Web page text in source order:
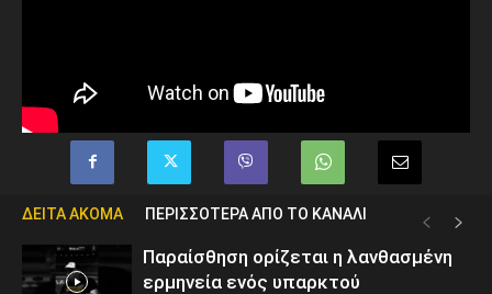
ΔΕΙΤΑ ΑΚΟΜΑ ΠΕΡΙΣΣΟΤΕΡΑ ΑΠΟ ΤΟ ΚΑΝΑΛΙ
Παραίσθηση ορίζεται η λανθασμένη
ερμηνεία ενός υπαρκτού